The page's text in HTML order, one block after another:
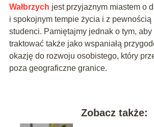
Wałbrzych jest przyjaznym miastem o
i spokojnym tempie życia i z pewnością
studenci. Pamiętajmy jednak o tym,
traktować także jako wspaniałą
okazję do rozwoju osobistego, który
poza geograficzne granice.
Zobacz także: